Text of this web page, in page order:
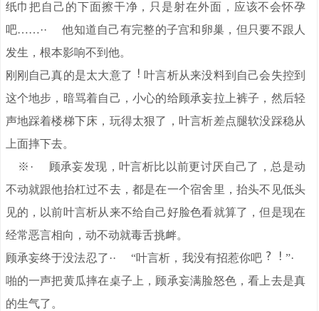
纸巾把自己的下面擦干净，只是射在外面，应该不会怀孕
吧……·· 他知道自己有完整的子宫和卵巢，但只要不跟人
发生，根本影响不到他。
刚刚自己真的是太大意了
叶言析从来没料到自己会失控到
这个地步，暗骂着自己，小心的给顾承妄拉上裤子，然后轻
声地踩着楼梯下床，玩得太狠了，叶言析差点腿软没踩稳从
上面摔下去。
※· 顾承妄发现，叶言析比以前更讨厌自己了，总是动
不动就跟他抬杠过不去，都是在一个宿舍里，抬头不见低头
见的，以前叶言析从来不给自己好脸色看就算了，但是现在
经常恶言相向，动不动就毒舌挑衅。
顾承妄终于没法忍了·· “叶言析，我没有招惹你吧
”·
啪的一声把黄瓜摔在桌子上，顾承妄满脸怒色，看上去是真
的生气了。